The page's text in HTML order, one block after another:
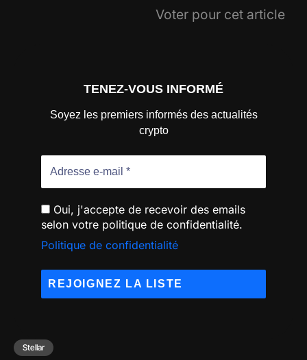
Voter pour cet article
TENEZ-VOUS INFORMÉ
Soyez les premiers informés des actualités
crypto
Oui, j'accepte de recevoir des emails
selon votre politique de confidentialité.
Politique de confidentialité
Stellar